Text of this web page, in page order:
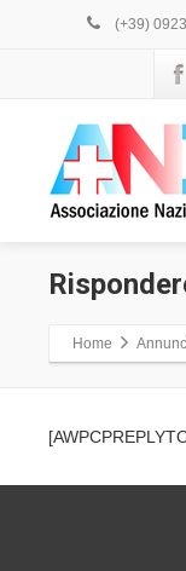
(+39)
Home